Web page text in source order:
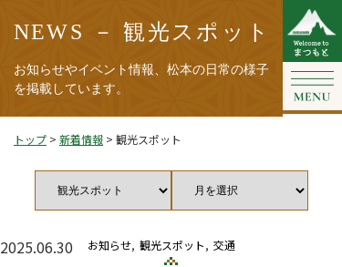
NEWS － 観光スポット
お知らせやイベント情報、松本の日常の様子
を掲載しています。
トップ > 新着情報 > 観光スポット
カ
ゴ
ー
ア
カ
イ
ブ
2025.06.30 お知らせ 観光スポット 交通